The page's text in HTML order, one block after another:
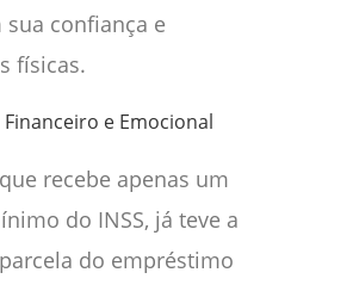
confiança e
físicas.
e Emocional
recebe apenas um
do INSS, já teve a
do empréstimo